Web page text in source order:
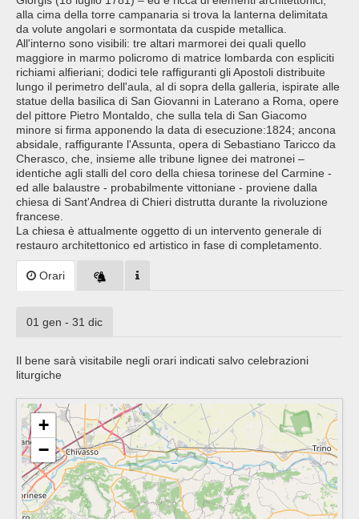
alla cima della torre campanaria si trova la lanterna delimitata
da volute angolari e sormontata da cuspide metallica.
All'interno sono visibili: tre altari marmorei dei quali quello
maggiore in marmo policromo di matrice lombarda con espliciti
richiami alfieriani; dodici tele raffiguranti gli Apostoli distribuite
lungo il perimetro dell'aula, al di sopra della galleria, ispirate alle
statue della basilica di San Giovanni in Laterano a Roma, opere
del pittore Pietro Montaldo, che sulla tela di San Giacomo
minore si firma apponendo la data di esecuzione:1824; ancona
absidale, raffigurante l'Assunta, opera di Sebastiano Taricco da
Cherasco, che, insieme alle tribune lignee dei matronei –
identiche agli stalli del coro della chiesa torinese del Carmine -
ed alle balaustre - probabilmente vittoniane - proviene dalla
chiesa di Sant'Andrea di Chieri distrutta durante la rivoluzione
francese.
La chiesa è attualmente oggetto di un intervento generale di
restauro architettonico ed artistico in fase di completamento.
Orari
01 gen - 31 dic
Il bene sarà visitabile negli orari indicati salvo celebrazioni
liturgiche
+
−